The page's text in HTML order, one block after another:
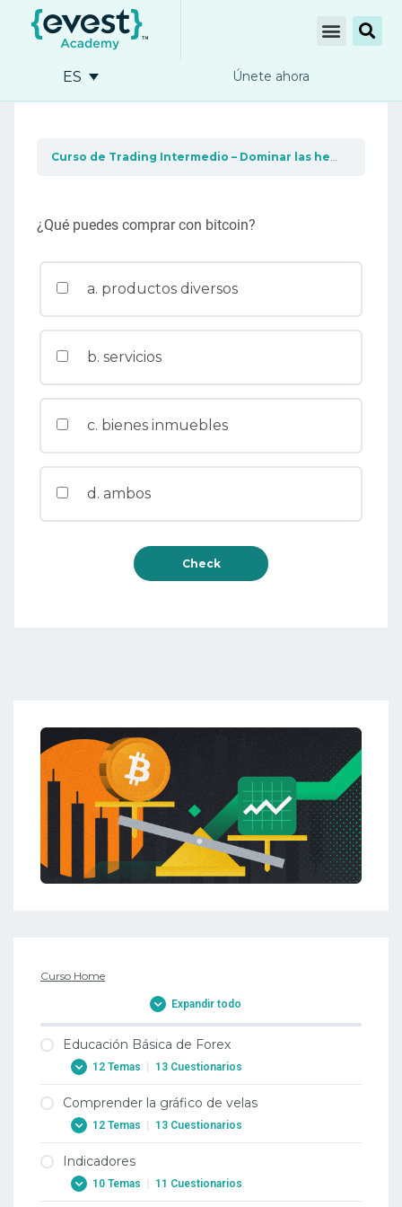
ES Únete ahora
Curso de Trading Intermedio – Dominar las herramientas de trading
¿Qué puedes comprar con bitcoin?
a. productos diversos
b. servicios
c. bienes inmuebles
d. ambos
Curso Home
Expandir todo
Educación Básica de Forex
12 Temas 13 Cuestionarios
1. Por qué operar con Forex?
2. Cuándo negociar con divisas?
2. Cuándo negociar con divisas?
Comprender la gráfico de velas
12 Temas 13 Cuestionarios
1. Gráfico de velas
Indicadores
10 Temas 11 Cuestionarios